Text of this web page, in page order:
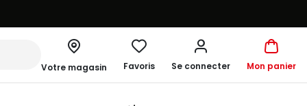
Votre magasin Favoris Se connecter Mon panier